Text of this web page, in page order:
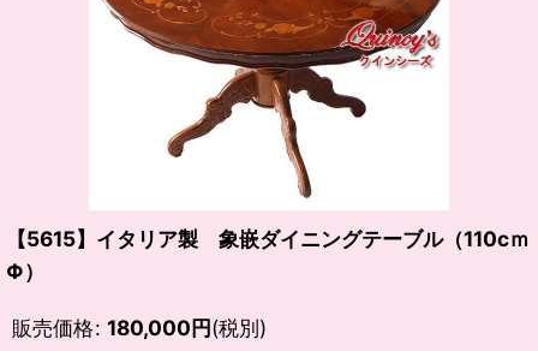
【5615】イタリア製 象嵌ダイニングテーブル（110cｍ
Φ）
販売価格: 180,000円(税別)